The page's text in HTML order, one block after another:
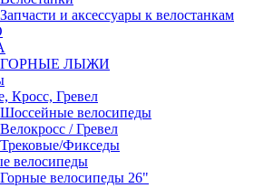
Запчасти и аксессуары к велостанкам
ГОРНЫЕ ЛЫЖИ
Кросс, Гревел
Шоссейные велосипеды
Велокросс / Гревел
Трековые/Фикседы
велосипеды
Горные велосипеды 26"